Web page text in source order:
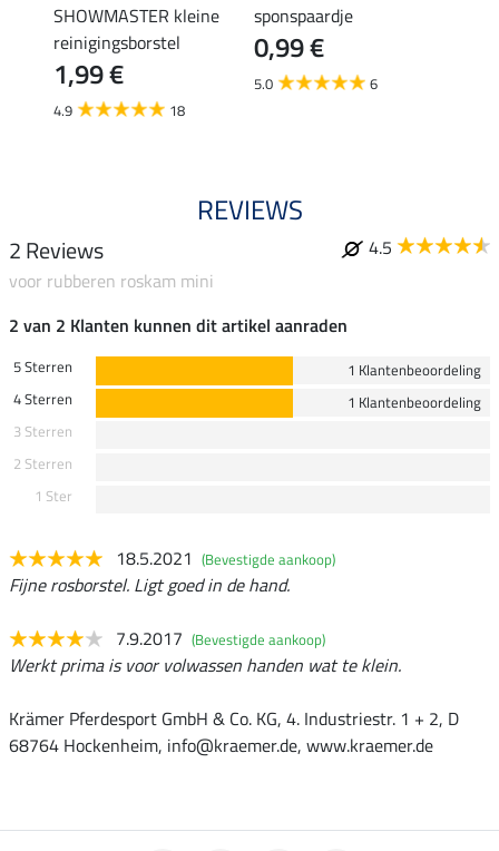
SHOWMASTER kleine
reinigingsborstel
1,99 €
4.9 18
sponspaardje
0,99 €
5.0 6
REVIEWS
2 Reviews
4.5
voor rubberen roskam mini
2 van 2 Klanten kunnen dit artikel aanraden
5 Sterren
1 Klantenbeoordeling
4 Sterren
1 Klantenbeoordeling
3 Sterren
2 Sterren
1 Ster
18.5.2021 (Bevestigde aankoop)
Fijne rosborstel. Ligt goed in de hand.
7.9.2017 (Bevestigde aankoop)
Werkt prima is voor volwassen handen wat te klein.
Krämer Pferdesport GmbH & Co. KG, 4. Industriestr. 1 + 2, D
68764 Hockenheim, info@kraemer.de, www.kraemer.de